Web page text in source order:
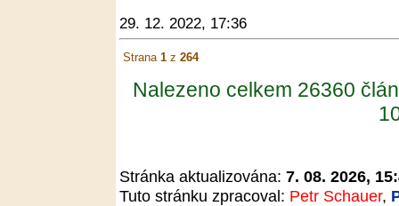
29. 12. 2022, 17:36
Strana 1 z 264
Nalezeno celkem 26360
Stránka aktualizována: 7. 08. 2026,
Tuto stránku zpracoval: Petr Schauer,